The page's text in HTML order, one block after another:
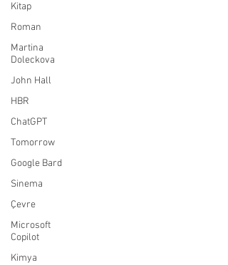
Kitap
Roman
Martina
Doleckova
John Hall
HBR
ChatGPT
Tomorrow
Google Bard
Sinema
Çevre
Microsoft
Copilot
Kimya